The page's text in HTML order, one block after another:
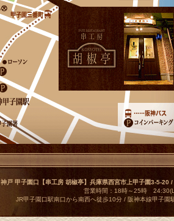
神戸 甲子園口【串工房 胡椒亭】兵庫県西宮市上甲子園3-5-20
営業時間：18時～25時
JR甲子園口駅南口から南西へ徒歩10分 / 阪神本線甲子園